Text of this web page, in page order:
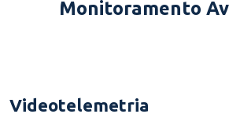
Monitoramento
Videotelemetria